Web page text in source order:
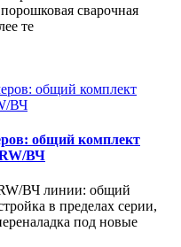
сварочная
те
общий комплект
ВЧ
ВЧ линии: общий
в пределах серии,
под новые